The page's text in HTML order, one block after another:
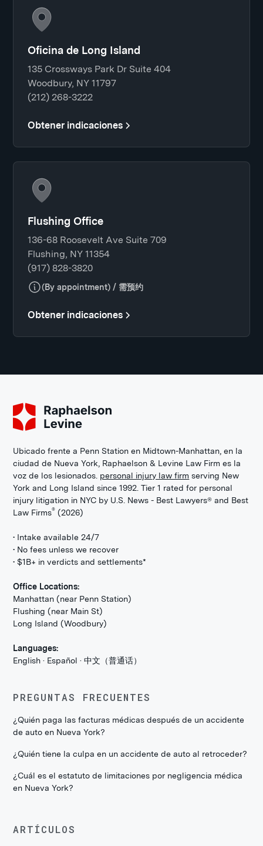
Oficina de Long Island
135 Crossways Park Dr Suite 404
Woodbury, NY 11797
(212) 268-3222
Obtener indicaciones
Flushing Office
136-68 Roosevelt Ave Suite 709
Flushing, NY 11354
(917) 828-3820
(By appointment) / 需预约
Obtener indicaciones
Ubicado frente a Penn Station en Midtown-Manhattan, en la
ciudad de Nueva York, Raphaelson & Levine Law Firm es la
voz de los lesionados. personal injury law firm serving New
York and Long Island since 1992. Tier 1 rated for personal
injury litigation in NYC by U.S. News - Best Lawyers® and Best
Law Firms® (2026)
• Intake available 24/7
• No fees unless we recover
• $1B+ in verdicts and settlements*
Office Locations:
Manhattan (near Penn Station)
Flushing (near Main St)
Long Island (Woodbury)
Languages:
English · Español · 中文（普通话）
PREGUNTAS FRECUENTES
¿Quién paga las facturas médicas después de un accidente
de auto en Nueva York?
¿Quién tiene la culpa en un accidente de auto al retroceder?
¿Cuál es el estatuto de limitaciones por negligencia médica
en Nueva York?
ARTÍCULOS